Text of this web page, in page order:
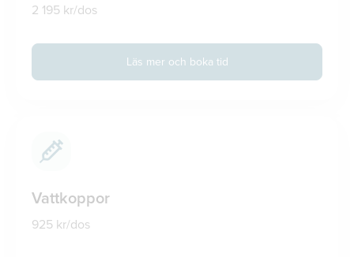
2 195 kr/dos
Läs mer och boka tid
Vattkoppor
925 kr/dos